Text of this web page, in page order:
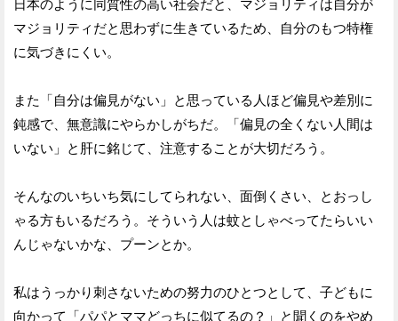
日本のように同質性の高い社会だと、マジョリティは自分が
マジョリティだと思わずに生きているため、自分のもつ特権
に気づきにくい。
また「自分は偏見がない」と思っている人ほど偏見や差別に
鈍感で、無意識にやらかしがちだ。「偏見の全くない人間は
いない」と肝に銘じて、注意することが大切だろう。
そんなのいちいち気にしてられない、面倒くさい、とおっし
ゃる方もいるだろう。そういう人は蚊としゃべってたらいい
んじゃないかな、プーンとか。
私はうっかり刺さないための努力のひとつとして、子どもに
向かって「パパとママどっちに似てるの？」と聞くのをやめ